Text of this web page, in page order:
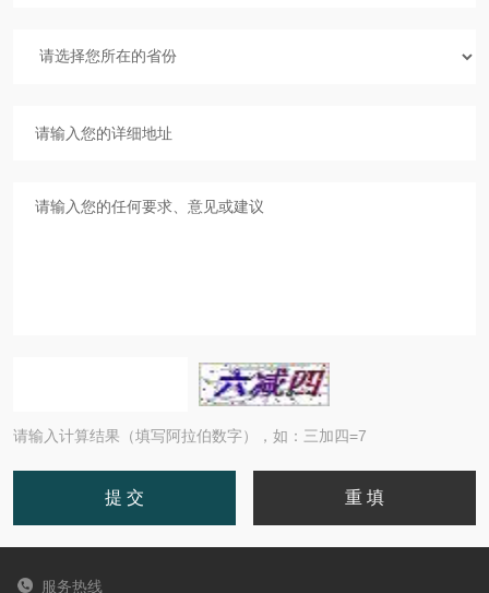
请输入计算结果（填写阿拉伯数字），如：三加四=7
服务热线